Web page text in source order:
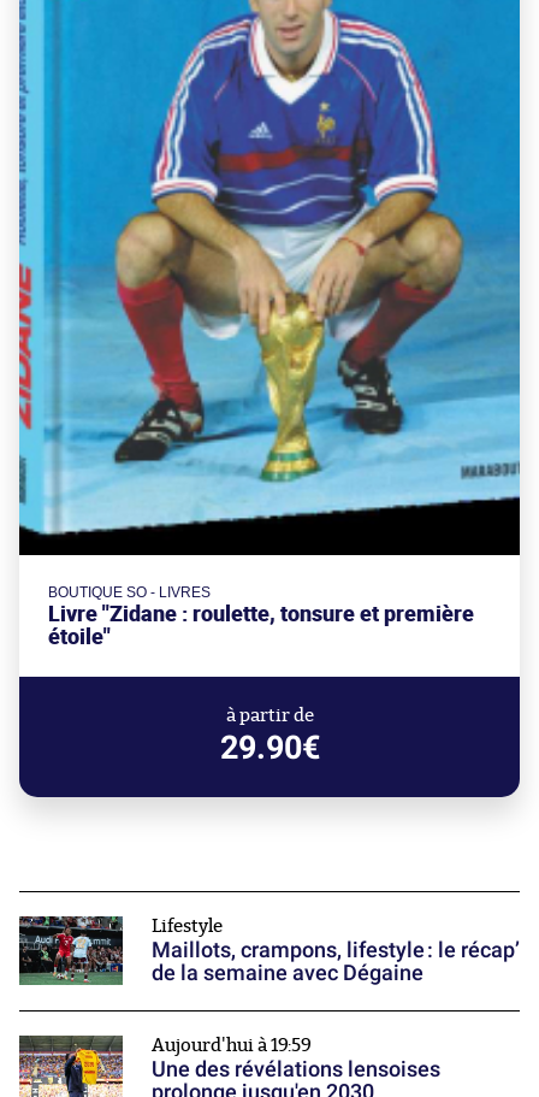
BOUTIQUE SO - LIVRES
Livre "Zidane : roulette, tonsure et première
étoile"
à partir de
29.90€
Lifestyle
Maillots, crampons, lifestyle : le récap’
de la semaine avec Dégaine
Aujourd'hui à 19:59
Une des révélations lensoises
prolonge jusqu'en 2030